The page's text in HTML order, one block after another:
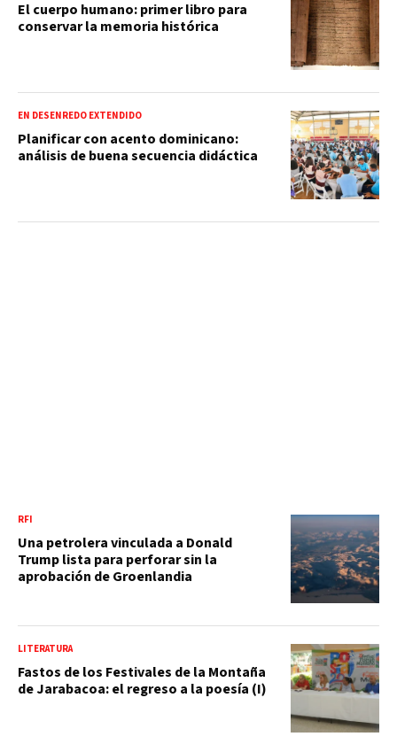
El cuerpo humano: primer libro para
conservar la memoria histórica
EN DESENREDO EXTENDIDO
Planificar con acento dominicano:
análisis de buena secuencia didáctica
RFI
Una petrolera vinculada a Donald
Trump lista para perforar sin la
aprobación de Groenlandia
LITERATURA
Fastos de los Festivales de la Montaña
de Jarabacoa: el regreso a la poesía (I)